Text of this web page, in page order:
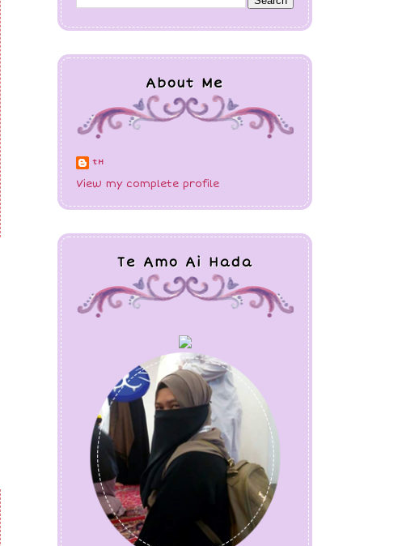
About Me
tH
View my complete profile
Te Amo Ai Hada